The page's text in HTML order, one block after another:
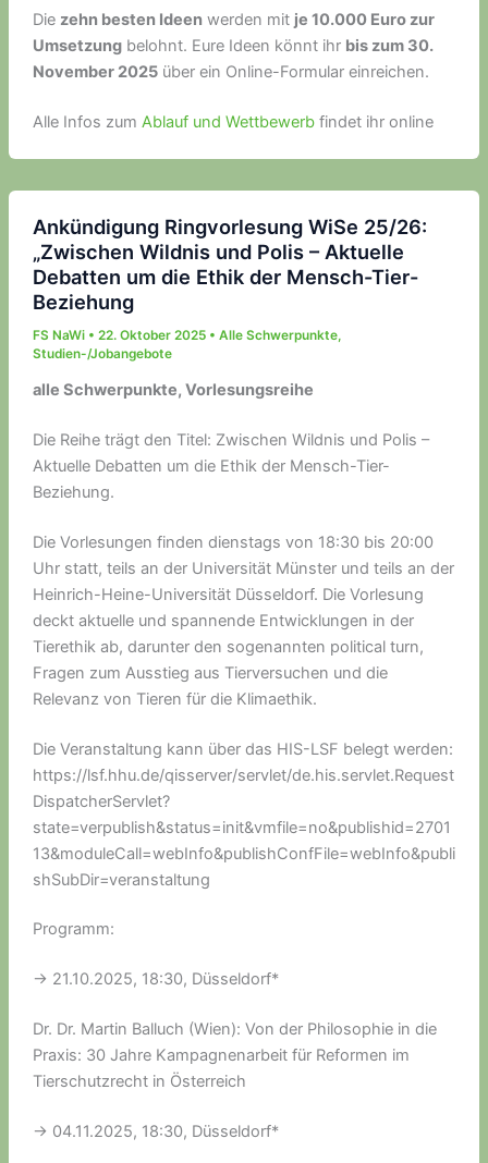
Die zehn besten Ideenwerden mit je 10.000 Euro zur
Umsetzungbelohnt. Eure Ideen könnt ihr bis zum 30.
November 2025über ein Online-Formular einreichen.
Alle Infos zum Ablauf und Wettbewerbfindet ihr online
Ankündigung Ringvorlesung WiSe 25/26:
„Zwischen Wildnis und Polis – Aktuelle
Debatten um die Ethik der Mensch-Tier-
Beziehung
FS NaWi • 22. Oktober 2025 • Alle Schwerpunkte,
Studien-/Jobangebote
alle Schwerpunkte, Vorlesungsreihe
Die Reihe trägt den Titel: Zwischen Wildnis und Polis –
Aktuelle Debatten um die Ethik der Mensch-Tier-
Beziehung.
Die Vorlesungen finden dienstags von 18:30 bis 20:00
Uhr statt, teils an der Universität Münster und teils an der
Heinrich-Heine-Universität Düsseldorf. Die Vorlesung
deckt aktuelle und spannende Entwicklungen in der
Tierethik ab, darunter den sogenannten political turn,
Fragen zum Ausstieg aus Tierversuchen und die
Relevanz von Tieren für die Klimaethik.
Die Veranstaltung kann über das HIS-LSF belegt werden:
https://lsf.hhu.de/qisserver/servlet/de.his.servlet.Request
DispatcherServlet?
state=verpublish&status=init&vmfile=no&publishid=2701
13&moduleCall=webInfo&publishConfFile=webInfo&publi
shSubDir=veranstaltung
Programm:
-> 21.10.2025, 18:30, Düsseldorf*
Dr. Dr. Martin Balluch (Wien): Von der Philosophie in die
Praxis: 30 Jahre Kampagnenarbeit für Reformen im
Tierschutzrecht in Österreich
-> 04.11.2025, 18:30, Düsseldorf*